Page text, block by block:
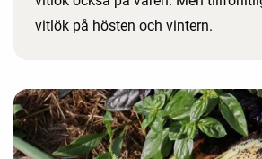
vitlök på hösten och vintern.